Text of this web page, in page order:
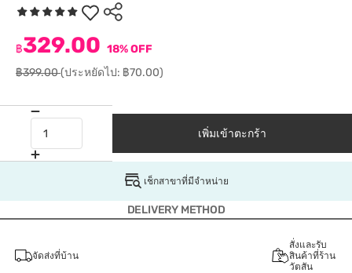
฿329.00 18% OFF
฿399.00(ประหยัดไป: ฿70.00)
เพิ่มเข้าตะกร้า
เช็กสาขาที่มีจำหน่าย
DELIVERY METHOD
จัดส่งที่บ้าน
สั่งและรับ
สินค้าที่ร้าน
วัตสัน